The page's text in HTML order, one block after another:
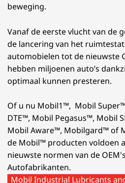
beweging.
Vanaf de eerste vlucht van de
de lancering van het
automobielen tot de nieuwste
hebben miljoenen auto’s
optimaal kunnen presteren.
Of u nu Mobil1™, Mobil
DTE™, Mobil Pegasus™, Mobil
Mobil Aware™, Mobilgard™ of
de Mobil™ producten voldoen
nieuwste normen van de
Autofabrikanten.
Mobil Industrial Lubricants